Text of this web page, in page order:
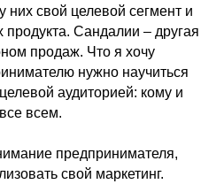
них свой целевой сегмент и
продукта. Сандалии – другая
продаж. Что я хочу
нужно научиться
аудиторией: кому и
всем.
предпринимателя,
свой маркетинг.